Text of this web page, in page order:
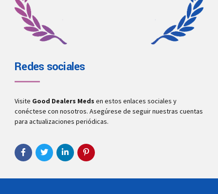
Redes sociales
Visite Good Dealers Meds en estos enlaces sociales y
conéctese con nosotros. Asegúrese de seguir nuestras cuentas
para actualizaciones periódicas.